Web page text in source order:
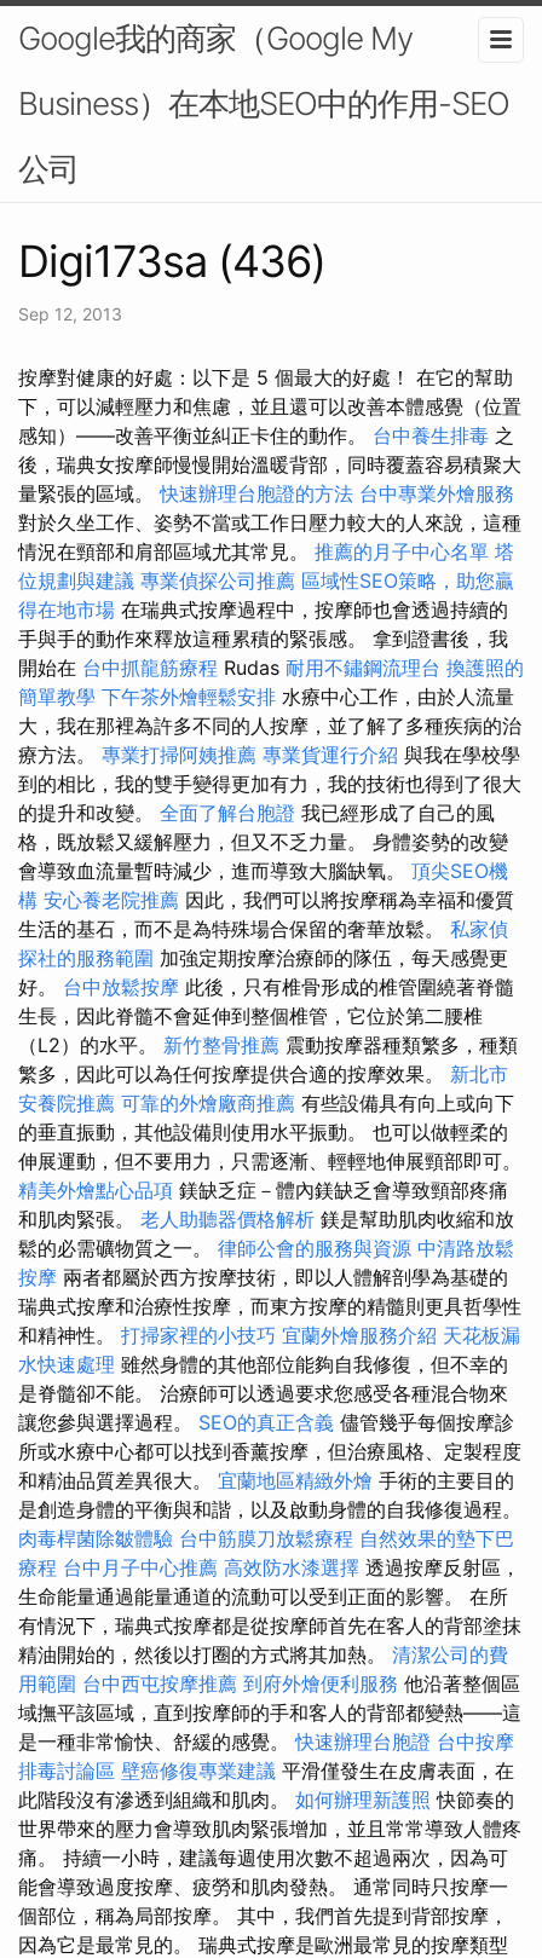
Google我的商家（Google My
Business）在本地SEO中的作用-SEO
公司
Digi173sa (436)
Sep 12, 2013
按摩對健康的好處：以下是 5 個最大的好處！ 在它的幫助
下，可以減輕壓力和焦慮，並且還可以改善本體感覺（位置
感知）——改善平衡並糾正卡住的動作。 台中養生排毒 之
後，瑞典女按摩師慢慢開始溫暖背部，同時覆蓋容易積聚大
量緊張的區域。快速辦理台胞證的方法 台中專業外燴服務
對於久坐工作、姿勢不當或工作日壓力較大的人來說，這種
情況在頸部和肩部區域尤其常見。 推薦的月子中心名單 塔
位規劃與建議 專業偵探公司推薦 區域性SEO策略，助您贏
得在地市場 在瑞典式按摩過程中，按摩師也會透過持續的
手與手的動作來釋放這種累積的緊張感。 拿到證書後，我
開始在 台中抓龍筋療程 Rudas 耐用不鏽鋼流理台 換護照的
簡單教學 下午茶外燴輕鬆安排 水療中心工作，由於人流量
大，我在那裡為許多不同的人按摩，並了解了多種疾病的治
療方法。 專業打掃阿姨推薦 專業貨運行介紹 與我在學校學
到的相比，我的雙手變得更加有力，我的技術也得到了很大
的提升和改變。 全面了解台胞證 我已經形成了自己的風
格，既放鬆又緩解壓力，但又不乏力量。 身體姿勢的改變
會導致血流量暫時減少，進而導致大腦缺氧。 頂尖SEO機
構 安心養老院推薦 因此，我們可以將按摩稱為幸福和優質
生活的基石，而不是為特殊場合保留的奢華放鬆。 私家偵
探社的服務範圍 加強定期按摩治療師的隊伍，每天感覺更
好。 台中放鬆按摩 此後，只有椎骨形成的椎管圍繞著脊髓
生長，因此脊髓不會延伸到整個椎管，它位於第二腰椎
（L2）的水平。 新竹整骨推薦 震動按摩器種類繁多，種類
繁多，因此可以為任何按摩提供合適的按摩效果。 新北市
安養院推薦 可靠的外燴廠商推薦 有些設備具有向上或向下
的垂直振動，其他設備則使用水平振動。 也可以做輕柔的
伸展運動，但不要用力，只需逐漸、輕輕地伸展頸部即可。
精美外燴點心品項 鎂缺乏症－體內鎂缺乏會導致頸部疼痛
和肌肉緊張。 老人助聽器價格解析 鎂是幫助肌肉收縮和放
鬆的必需礦物質之一。 律師公會的服務與資源 中清路放鬆
按摩 兩者都屬於西方按摩技術，即以人體解剖學為基礎的
瑞典式按摩和治療性按摩，而東方按摩的精髓則更具哲學性
和精神性。 打掃家裡的小技巧 宜蘭外燴服務介紹 天花板漏
水快速處理 雖然身體的其他部位能夠自我修復，但不幸的
是脊髓卻不能。 治療師可以透過要求您感受各種混合物來
讓您參與選擇過程。 SEO的真正含義 儘管幾乎每個按摩診
所或水療中心都可以找到香薰按摩，但治療風格、定製程度
和精油品質差異很大。 宜蘭地區精緻外燴 手術的主要目的
是創造身體的平衡與和諧，以及啟動身體的自我修復過程。
肉毒桿菌除皺體驗 台中筋膜刀放鬆療程 自然效果的墊下巴
療程 台中月子中心推薦 高效防水漆選擇 透過按摩反射區，
生命能量通過能量通道的流動可以受到正面的影響。 在所
有情況下，瑞典式按摩都是從按摩師首先在客人的背部塗抹
精油開始的，然後以打圈的方式將其加熱。 清潔公司的費
用範圍 台中西屯按摩推薦 到府外燴便利服務 他沿著整個區
域撫平該區域，直到按摩師的手和客人的背部都變熱——這
是一種非常愉快、舒緩的感覺。快速辦理台胞證 台中按摩
排毒討論區 壁癌修復專業建議 平滑僅發生在皮膚表面，在
此階段沒有滲透到組織和肌肉。 如何辦理新護照 快節奏的
世界帶來的壓力會導致肌肉緊張增加，並且常常導致人體疼
痛。 持續一小時，建議每週使用次數不超過兩次，因為可
能會導致過度按摩、疲勞和肌肉發熱。 通常同時只按摩一
個部位，稱為局部按摩。 其中，我們首先提到背部按摩，
因為它是最常見的。 瑞典式按摩是歐洲最常見的按摩類型